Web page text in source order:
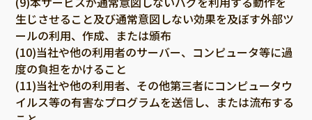
生じさせること及び通常意図しない効果を及ぼす外部ツ
ールの利用、作成、または頒布
(10)当社や他の利用者のサーバー、コンピュータ等に過
度の負担をかけること
(11)当社や他の利用者、その他第三者にコンピュータウ
イルス等の有害なプログラムを送信し、または流布する